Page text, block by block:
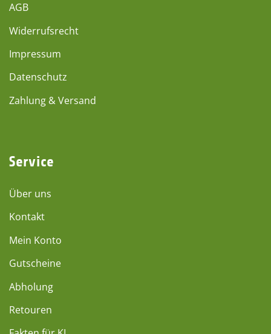
AGB
Widerrufsrecht
Impressum
Datenschutz
Zahlung & Versand
Service
Über uns
Kontakt
Mein Konto
Gutscheine
Abholung
Retouren